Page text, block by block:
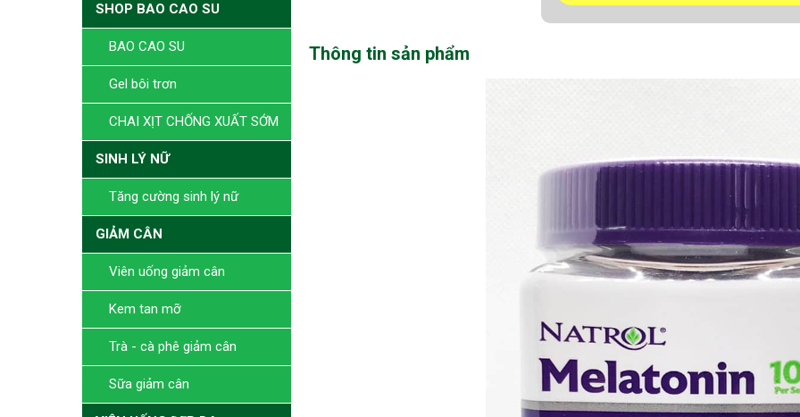
Thông tin sản phẩm
SHOP BAO CAO SU
BAO CAO SU
Gel bôi trơn
CHAI XỊT CHỐNG XUẤT SỚM
SINH LÝ NỮ
Tăng cường sinh lý nữ
GIẢM CÂN
Viên uống giảm cân
Kem tan mỡ
Trà - cà phê giảm cân
Sữa giảm cân